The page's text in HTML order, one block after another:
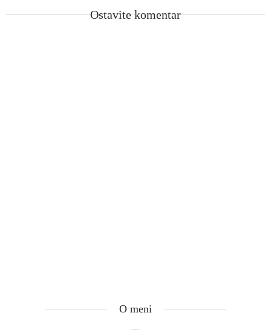
Ostavite komentar
O meni